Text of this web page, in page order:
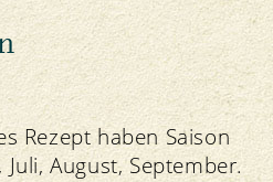
Rezept haben Saison
August, September.